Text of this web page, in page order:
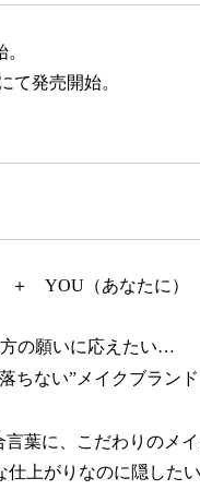
て発売開始。
＋ YOU（あなたに
方の願いに応えたい…
ちない”メイクブラン
言葉に、こだわりのメ
上がりなのに隠した